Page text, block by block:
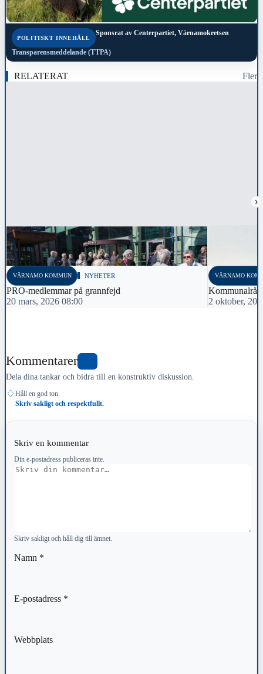
POLITISKT INNEHÅLL
Sponsrat av Centerpartiet, Värnamokretsen
Transparensmeddelande (TTPA)
RELATERAT Fler
›
VÄRNAMO KOMMUN NYHETER
PRO-medlemmar på grannfejd
20 mars, 2026 08:00
VÄRNAMO
2 oktober,
Kommentarer
Dela dina tankar och bidra till en konstruktiv diskussion.
♢ Håll en god ton.
Skriv sakligt och respektfullt.
Skriv en kommentar
Din e-postadress publiceras inte.
Kommentar
Skriv sakligt och håll dig till ämnet.
Namn *
E-postadress *
Webbplats